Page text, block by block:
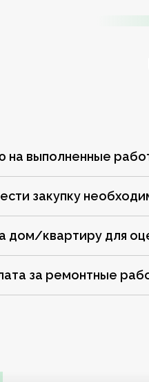
на выполненные
закупку
дом/квартиру для
за ремонтные